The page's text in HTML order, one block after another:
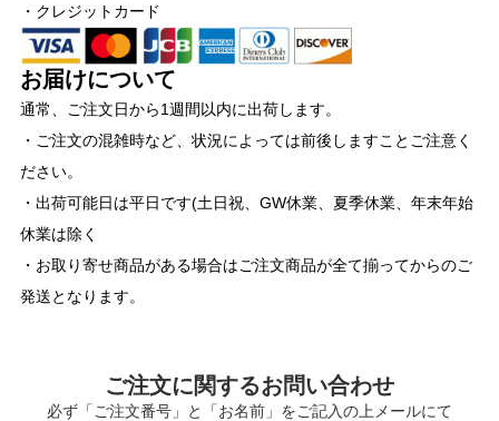
・クレジットカード
お届けについて
通常、ご注文日から1週間以内に出荷します。
・ご注文の混雑時など、状況によっては前後しますことご注意く
ださい。
・出荷可能日は平日です(土日祝、GW休業、夏季休業、年末年始
休業は除く
・お取り寄せ商品がある場合はご注文商品が全て揃ってからのご
発送となります。
ご注文に関するお問い合わせ
必ず「ご注文番号」と「お名前」をご記入の上メールにて